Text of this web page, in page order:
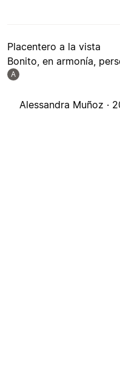
Placentero a la vista
Bonito, en armonía,
A
Alessandra Muñoz ·